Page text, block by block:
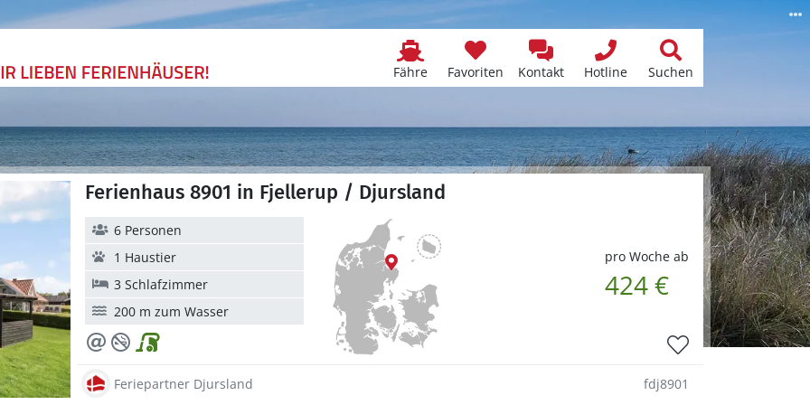
Fähre Favoriten Kontakt Hotline Suchen
Ferienhaus 8901 in Fjellerup / Djursland
pro Woche ab
424 €
6 Personen
1 Haustier
3 Schlafzimmer
200 m zum Wasser
Feriepartner Djursland fdj8901